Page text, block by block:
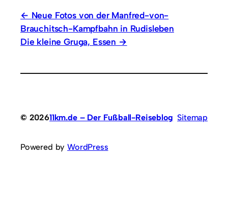
Neue Fotos von der Manfred-von-
Brauchitsch-Kampfbahn in Rudisleben
Die kleine Gruga, Essen
© 202611km.de – Der Fußball-Reiseblog Sitemap
Powered byWordPress